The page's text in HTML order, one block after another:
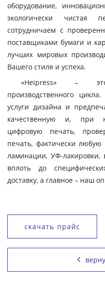
оборудование,
экологически
сотрудничаем с
поставщиками бумаги и
лучших мировых
Вашего стиля и успеха.
«Heipress» –
производственного
услуги дизайна и
качественную и, при
цифровую печать,
печать, фактически любую
ламинации, УФ-лакировки,
вплоть до
доставку, а главное – наш
скачать прайс